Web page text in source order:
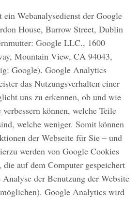
Webanalysedienst der Google
House, Barrow Street, Dublin
Google LLC., 1600
Mountain View, CA 94043,
Google). Google Analytics
das Nutzungsverhalten einer
uns zu erkennen, ob und wie
können, welche Teile
welche weniger. Somit können
der Webseite für Sie – und
werden von Google Cookies
die auf dem Computer gespeichert
der Benutzung der Website
Google Analytics wird